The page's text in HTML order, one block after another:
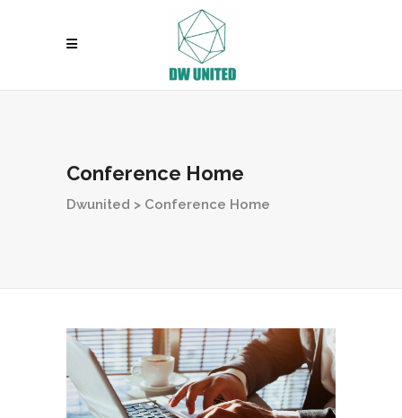
Conference Home
Dwunited > Conference Home